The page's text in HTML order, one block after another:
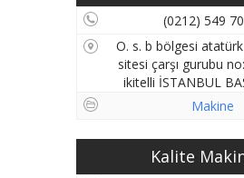
(0212) 549
O. s. b bölgesi
sitesi çarşı gurubu
ikitelli İSTANBUL
Makine
Kalite